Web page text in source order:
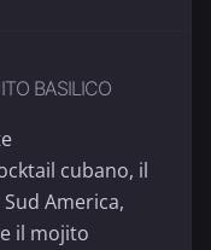
BASILICO
cubano, il
America,
il mojito